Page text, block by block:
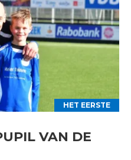
HET EERSTE
VAN DE